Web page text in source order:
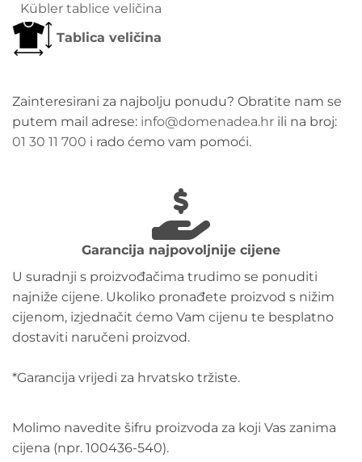
Kübler tablice veličina
Tablica veličina
Zainteresirani za najbolju ponudu? Obratite nam se
putem mail adrese: info@domenadea.hr ili na broj:
01 30 11 700 i rado ćemo vam pomoći.
Garancija najpovoljnije cijene
U suradnji s proizvođačima trudimo se ponuditi
najniže cijene. Ukoliko pronađete proizvod s nižim
cijenom, izjednačit ćemo Vam cijenu te besplatno
dostaviti naručeni proizvod.
*Garancija vrijedi za hrvatsko tržiste.
Molimo navedite šifru proizvoda za koji Vas zanima
cijena (npr. 100436-540).